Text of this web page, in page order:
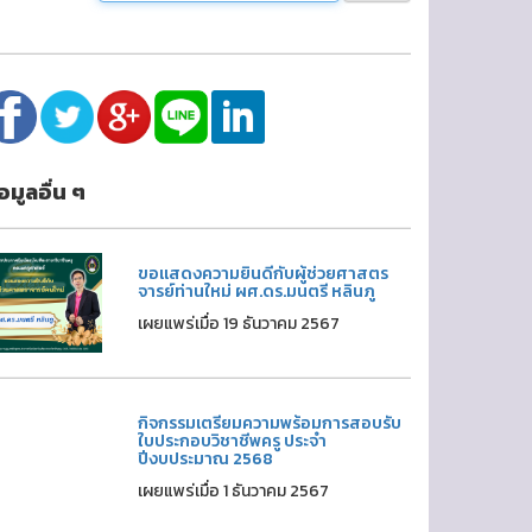
มูลอื่น ๆ
ขอแสดงความยินดีกับผู้ช่วยศาสตร
จารย์ท่านใหม่ ผศ.ดร.มนตรี หลินภู
เผยแพร่เมื่อ 19 ธันวาคม 2567
กิจกรรมเตรียมความพร้อมการสอบรับ
ใบประกอบวิชาชีพครู ประจำ
ปีงบประมาณ 2568
เผยแพร่เมื่อ 1 ธันวาคม 2567